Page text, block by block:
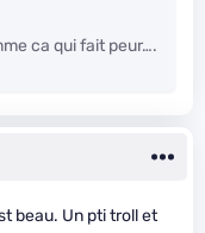
ca qui fait peur….
beau. Un pti troll et